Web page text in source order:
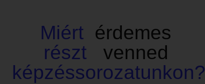
Miért érdemes
részt
venned
képzéssorozatunkon?